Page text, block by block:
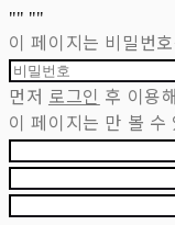
"" ""
이 페이지는 비밀번
먼저 로그인 후 이용
이 페이지는 만 볼 수